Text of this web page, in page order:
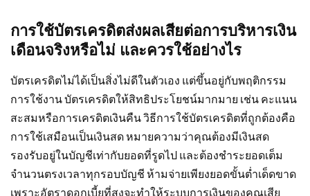
การใช้บัตรเครดิตส่งผลเสียต่อการบริหารเงิน
เดือนจริงหรือไม่ และควรใช้อย่างไร
บัตรเครดิตไม่ได้เป็นสิ่งไม่ดีในตัวเอง แต่ขึ้นอยู่กับพฤติกรรม
การใช้งาน บัตรเครดิตให้สิทธิประโยชน์มากมาย เช่น คะแนน
สะสมหรือการเครดิตเงินคืน วิธีการใช้บัตรเครดิตที่ถูกต้องคือ
การใช้เสมือนเป็นเงินสด หมายความว่าคุณต้องมีเงินสด
รองรับอยู่ในบัญชีเท่ากับยอดที่รูดไป และต้องชำระยอดเต็ม
จำนวนตรงเวลาทุกรอบบัญชี ห้ามจ่ายเพียงยอดขั้นต่ำเด็ดขาด
เพราะอัตราดอกเบี้ยที่สูงจะทำให้ระบบการเงินของคุณเสีย